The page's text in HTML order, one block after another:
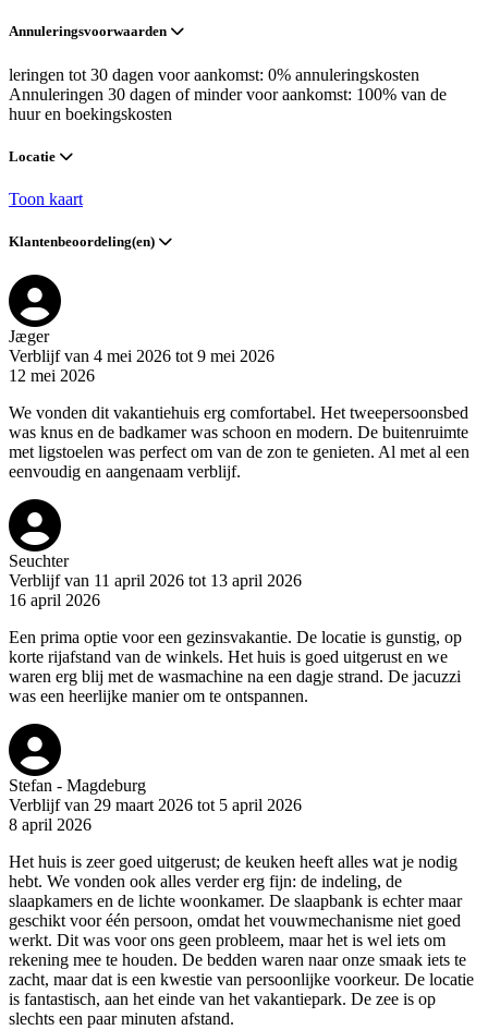
Annuleringsvoorwaarden
leringen tot 30 dagen voor aankomst: 0% annuleringskosten
Annuleringen 30 dagen of minder voor aankomst: 100% van de
huur en boekingskosten
Locatie
Toon kaart
Klantenbeoordeling(en)
Jæger
Verblijf van 4 mei 2026 tot 9 mei 2026
12 mei 2026
We vonden dit vakantiehuis erg comfortabel. Het tweepersoonsbed
was knus en de badkamer was schoon en modern. De buitenruimte
met ligstoelen was perfect om van de zon te genieten. Al met al een
eenvoudig en aangenaam verblijf.
Seuchter
Verblijf van 11 april 2026 tot 13 april 2026
16 april 2026
Een prima optie voor een gezinsvakantie. De locatie is gunstig, op
korte rijafstand van de winkels. Het huis is goed uitgerust en we
waren erg blij met de wasmachine na een dagje strand. De jacuzzi
was een heerlijke manier om te ontspannen.
Stefan - Magdeburg
Verblijf van 29 maart 2026 tot 5 april 2026
8 april 2026
Het huis is zeer goed uitgerust; de keuken heeft alles wat je nodig
hebt. We vonden ook alles verder erg fijn: de indeling, de
slaapkamers en de lichte woonkamer. De slaapbank is echter maar
geschikt voor één persoon, omdat het vouwmechanisme niet goed
werkt. Dit was voor ons geen probleem, maar het is wel iets om
rekening mee te houden. De bedden waren naar onze smaak iets te
zacht, maar dat is een kwestie van persoonlijke voorkeur. De locatie
is fantastisch, aan het einde van het vakantiepark. De zee is op
slechts een paar minuten afstand.